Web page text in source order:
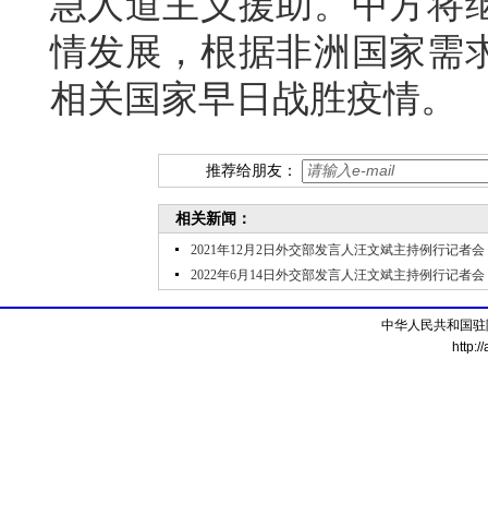
情发展，根据非洲国家需
相关国家早日战胜疫情。
推荐给朋友：
相关新闻：
2021年12月2日外交部发言人汪文斌主持例行记者会
2022年6月14日外交部发言人汪文斌主持例行记者会
中华人民共和国